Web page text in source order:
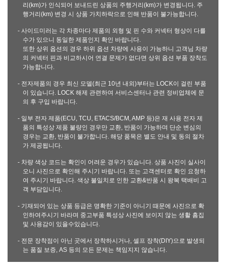
리(km)가 인식되어 보내드린 상품의 주행거리(km)가 변경됩니다. 주
행거리(km) 변경 시 상품 가치하락으로 인해 반품이 불가능합니다.
- 사이드미러는 각 차종마다 제품의 외형 및 핀 수와 커넥터 형상이 다를
수가 있으니 동일한 제품인지 확인 바랍니다.
또한 상위 옵션의 경우 하위 옵션 차량에 사용이 가능하니 고객님 차량
의 커넥터 핀과 비교하시어 연결 문제가 없다면 상위 옵션 부품 장착도
가능합니다.
- 전자제품의 경우 최신 모델(최근 10년 내외)부터는 LOCK이 걸린 부품
이 있습니다. LOCK 해제 관련하여 서비스센터나 관련 정비업체에 문
의 후 구입 바랍니다.
- 일부 전자 제품(ECU, TCU, ETACS/BCM, AMP 등)은 재 사용 전자 제
품의 특성상 제품 불량인 경우만 교환, 반품이 가능하며 단순 변심의
경우는 교환, 반품이 불가합니다. 해당 품목은 별도 안내 및 동의 절차
가 제공됩니다.
- 차량 색상 코드는 확인이 어려운 경우가 있습니다. 상품 사진이 실사이
오니 사진으로 확인해 주시기 바랍니다. 또는 고객센터로 확인 요청하
여 주시기 바랍니다. 색상 불일치로 인한 교환&반품 시 왕복 택배비 고
객 부담입니다.
- 기재되어 있는 상품 등급은 명확한 기준이 아니기 때문에 사진으로 확
인하여주시기 바라며 중고부품 특성상 사진에 보이지 않는 생활 흠집
및 사용감이 있을수있습니다.
- 전문 장착점이 아닌 곳에서 장착하시거나, 셀프 장착(DIY)으로 발생되
는 품질 보증, AS 등의 모든 문제는 책임지지 않습니다.